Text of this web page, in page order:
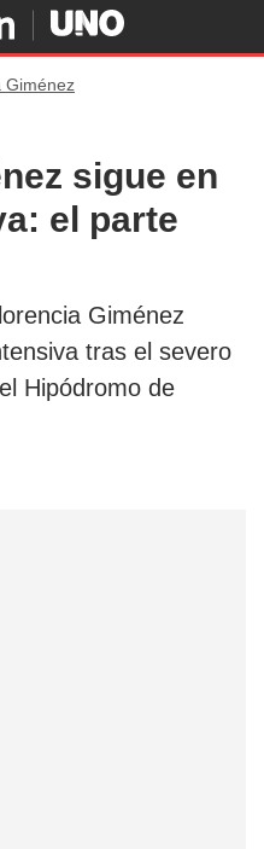
Giménez
sigue en
el parte
Giménez
tras el severo
Hipódromo de